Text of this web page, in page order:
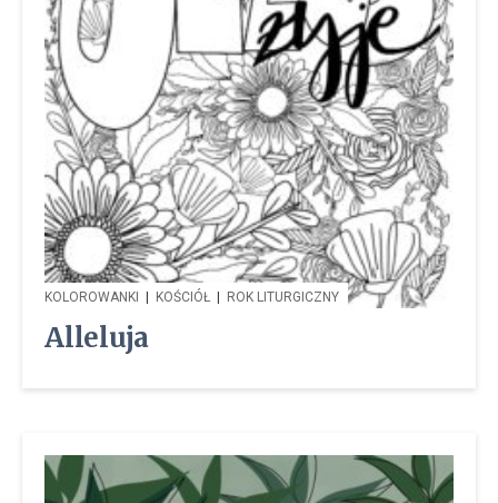
KOLOROWANKI | KOŚCIÓŁ | ROK LITURGICZNY
Alleluja